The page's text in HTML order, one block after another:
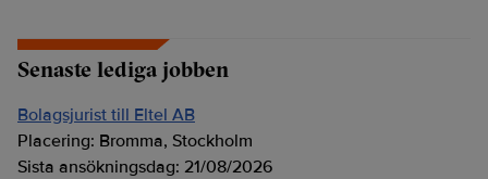
Senaste lediga jobben
Bolagsjurist till Eltel AB
Placering: Bromma, Stockholm
Sista ansökningsdag: 21/08/2026